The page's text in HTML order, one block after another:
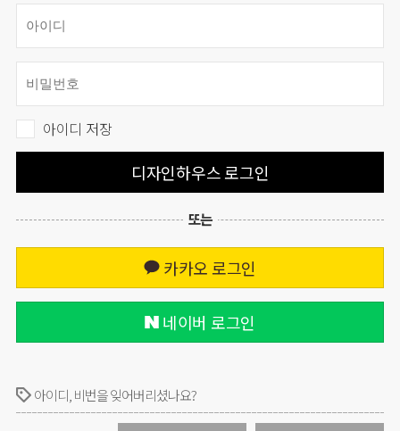
아이디 저장
디자인하우스 로그인
또는
카카오 로그인
네이버 로그인
아이디, 비번을 잊어버리셨나요?